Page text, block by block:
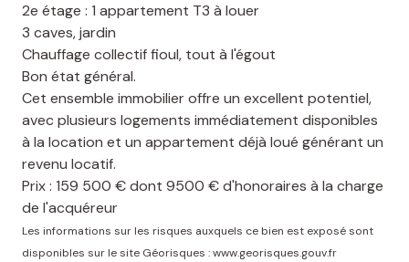
2e étage : 1 appartement T3 à louer
3 caves, jardin
Chauffage collectif fioul, tout à l'égout
Bon état général.
Cet ensemble immobilier offre un excellent potentiel,
avec plusieurs logements immédiatement disponibles
à la location et un appartement déjà loué générant un
revenu locatif.
Prix : 159 500 € dont 9500 € d'honoraires à la charge
de l'acquéreur
Les informations sur les risques auxquels ce bien est exposé sont
disponibles sur le site Géorisques : www.georisques.gouv.fr